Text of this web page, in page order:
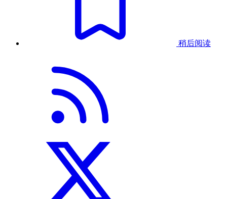
稍后阅读